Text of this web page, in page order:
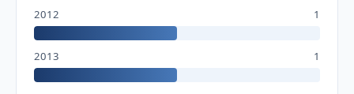
2012 1
2013 1